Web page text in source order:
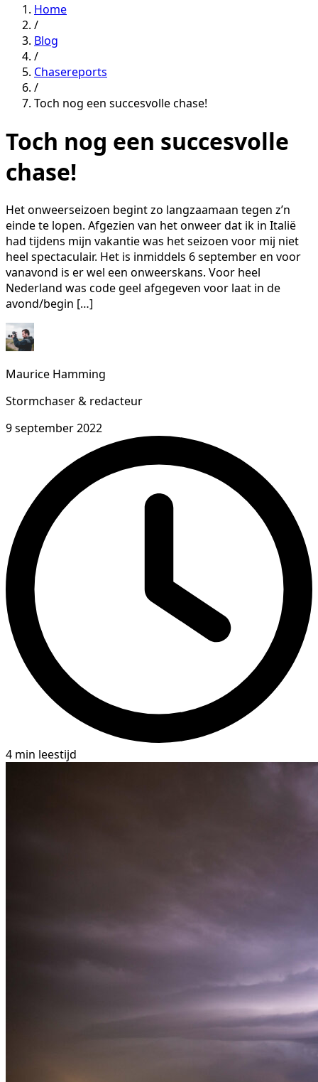
Home
/
Blog
/
Chasereports
/
Toch nog een succesvolle chase!
Toch nog een succesvolle
chase!
Het onweerseizoen begint zo langzaamaan tegen z’n
einde te lopen. Afgezien van het onweer dat ik in Italië
had tijdens mijn vakantie was het seizoen voor mij niet
heel spectaculair. Het is inmiddels 6 september en voor
vanavond is er wel een onweerskans. Voor heel
Nederland was code geel afgegeven voor laat in de
avond/begin […]
Maurice Hamming
Stormchaser & redacteur
9 september 2022
4 min leestijd